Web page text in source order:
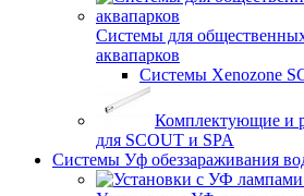
Системы для
аквапарков
Системы Xenozone
Комплектующие и
для SCOUT и SPA
Системы Уф обеззараживания